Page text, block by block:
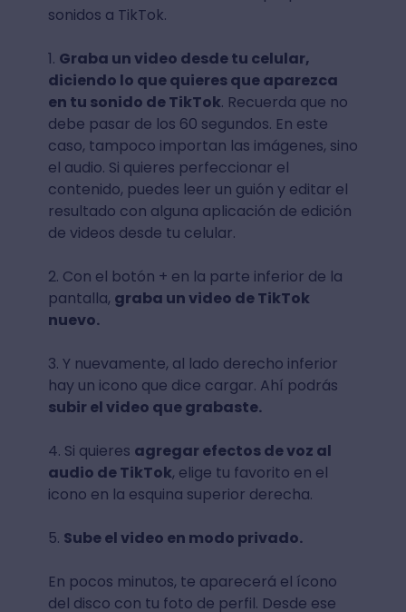
sonidos a TikTok.
1. Graba un video desde tu celular,
diciendo lo que quieres que aparezca
en tu sonido de TikTok. Recuerda que no
debe pasar de los 60 segundos. En este
caso, tampoco importan las imágenes, sino
el audio. Si quieres perfeccionar el
contenido, puedes leer un guión y editar el
resultado con alguna aplicación de edición
de videos desde tu celular.
2. Con el botón + en la parte inferior de la
pantalla, graba un video de TikTok
nuevo.
3. Y nuevamente, al lado derecho inferior
hay un icono que dice cargar. Ahí podrás
subir el video que grabaste.
4. Si quieres agregar efectos de voz al
audio de TikTok, elige tu favorito en el
icono en la esquina superior derecha.
5. Sube el video en modo privado.
En pocos minutos, te aparecerá el ícono
del disco con tu foto de perfil. Desde ese